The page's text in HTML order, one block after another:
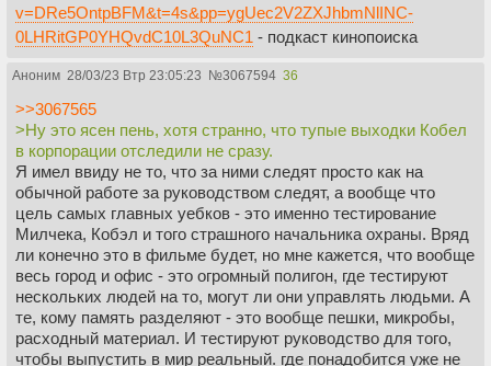
v=DRe5OntpBFM&t=4s&pp=ygUec2V2ZXJhbmNlINC-
0LHRitGP0YHQvdC10L3QuNC1 - подкаст кинопоиска
Аноним 28/03/23 Втр 23:05:23 №3067594 36
>>3067565
>Ну это ясен пень, хотя странно, что тупые выходки Кобел
в корпорации отследили не сразу.
Я имел ввиду не то, что за ними следят просто как на
обычной работе за руководством следят, а вообще что
цель самых главных уебков - это именно тестирование
Милчека, Кобэл и того страшного начальника охраны. Вряд
ли конечно это в фильме будет, но мне кажется, что вообще
весь город и офис - это огромный полигон, где тестируют
нескольких людей на то, могут ли они управлять людьми. А
те, кому память разделяют - это вообще пешки, микробы,
расходный материал. И тестируют руководство для того,
чтобы выпустить в мир реальный. где понадобится уже не